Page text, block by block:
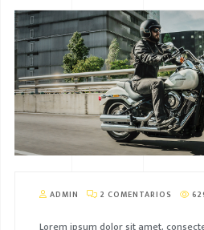
ADMIN 2 COMENTARIOS
Lorem ipsum dolor sit amet,